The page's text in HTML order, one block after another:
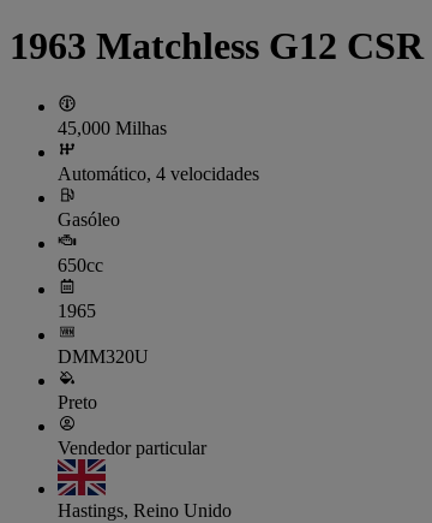
1963 Matchless G12 CSR
45,000 Milhas
Automático, 4 velocidades
Gasóleo
650cc
1965
DMM320U
Preto
Vendedor particular
Hastings, Reino Unido